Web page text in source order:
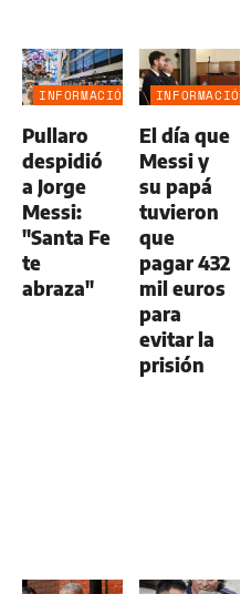
INFORMACIÓN
Pullaro
despidió
a Jorge
Messi:
"Santa Fe
te
abraza"
INFORMACIÓN
El día que
Messi y
su papá
tuvieron
que
pagar 432
mil euros
para
evitar la
prisión